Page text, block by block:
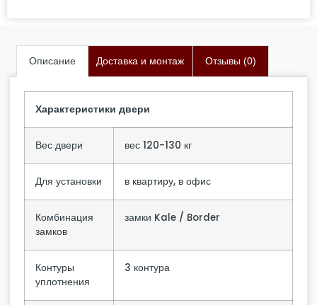
Описание Доставка и монтаж Отзывы (0)
Характеристики двери
Вес двери вес 120-130 кг
Для установки в квартиру, в офис
Комбинация
замков
замки Kale / Border
Контуры
уплотнения
3 контура